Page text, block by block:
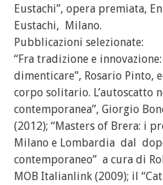
Eustachi”, opera premiata,
Eustachi, Milano.
Pubblicazioni selezionate:
“Fra tradizione e
dimenticare”, Rosario Pinto,
corpo solitario. L’autoscatto
contemporanea”, Giorgio
(2012); “Masters of Brera: i
Milano e Lombardia dal
contemporaneo” a cura di
MOB Italianlink (2009); il